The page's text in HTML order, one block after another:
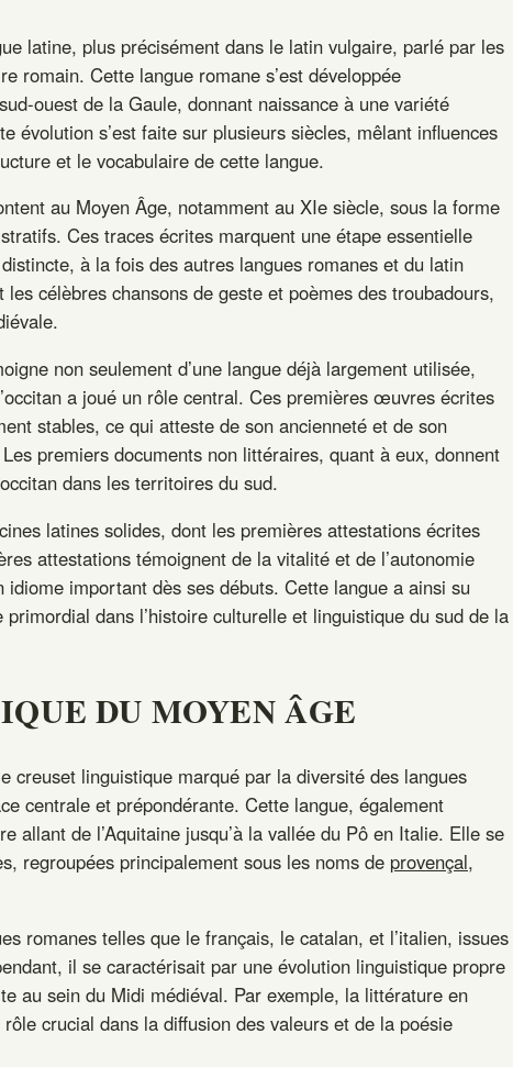
latine, plus précisément dans le latin vulgaire, parlé par les
romain. Cette langue romane s’est développée
ouest de la Gaule, donnant naissance à une variété
évolution s’est faite sur plusieurs siècles, mêlant influences
et le vocabulaire de cette langue.
au Moyen Âge, notamment au XIe siècle, sous la forme
Ces traces écrites marquent une étape essentielle
à la fois des autres langues romanes et du latin
célèbres chansons de geste et poèmes des troubadours,
non seulement d’une langue déjà largement utilisée,
a joué un rôle central. Ces premières œuvres écrites
stables, ce qui atteste de son ancienneté et de son
premiers documents non littéraires, quant à eux, donnent
dans les territoires du sud.
latines solides, dont les premières attestations écrites
attestations témoignent de la vitalité et de l’autonomie
idiome important dès ses débuts. Cette langue a ainsi su
dans l’histoire culturelle et linguistique du sud de la
DU MOYEN ÂGE
creuset linguistique marqué par la diversité des langues
centrale et prépondérante. Cette langue, également
allant de l’Aquitaine jusqu’à la vallée du Pô en Italie. Elle se
regroupées principalement sous les noms de provençal,
romanes telles que le français, le catalan, et l’italien, issues
il se caractérisait par une évolution linguistique propre
au sein du Midi médiéval. Par exemple, la littérature en
crucial dans la diffusion des valeurs et de la poésie